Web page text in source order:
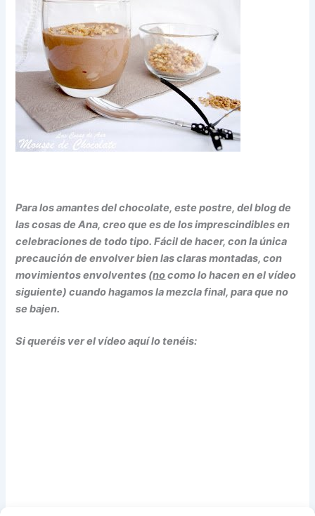
Para los amantes del chocolate, este postre, del blog de
las cosas de Ana, creo que es de los imprescindibles en
celebraciones de todo tipo. Fácil de hacer, con la única
precaución de envolver bien las claras montadas, con
movimientos envolventes (nocomo lo hacen en el vídeo
siguiente)cuando hagamos la mezcla final, para que no
se bajen.
Si queréis ver el vídeo aquí lo tenéis: